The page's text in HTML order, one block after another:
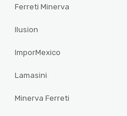
Ferreti Minerva
Ilusion
ImporMexico
Lamasini
Minerva Ferreti